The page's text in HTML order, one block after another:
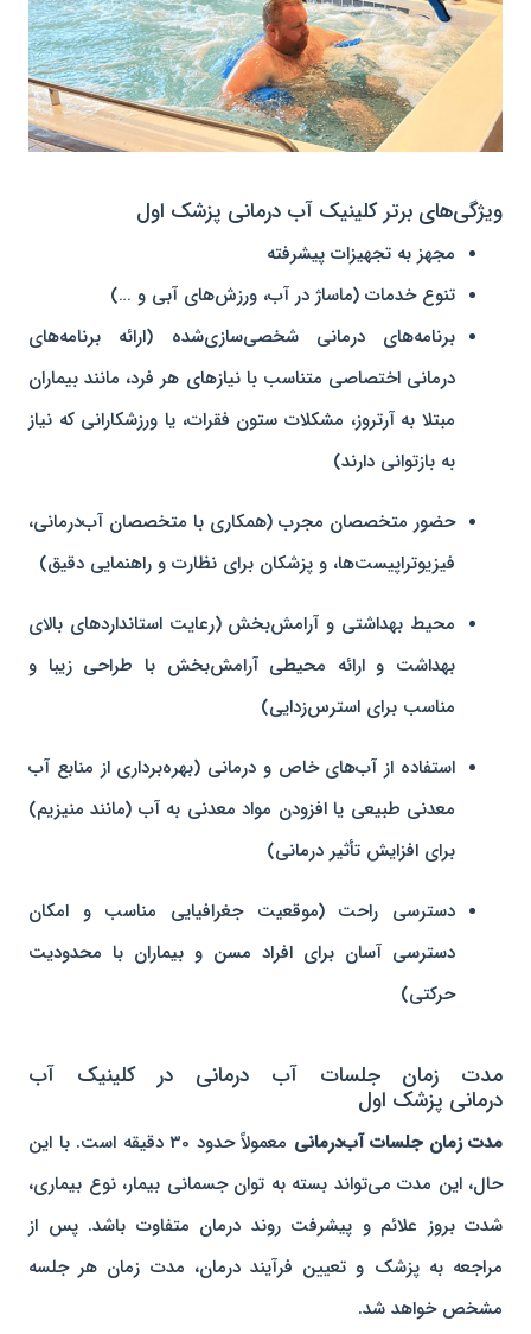
ویژگی‌های برتر کلینیک آب درمانی پزشک اول
مجهز به تجهیزات پیشرفته
تنوع خدمات (ماساژ در آب، ورزش‌های آبی و …)
برنامه‌های درمانی شخصی‌سازی‌شده (ارائه برنامه‌های
درمانی اختصاصی متناسب با نیازهای هر فرد، مانند بیماران
مبتلا به آرتروز، مشکلات ستون فقرات، یا ورزشکارانی که نیاز
به بازتوانی دارند)
حضور متخصصان مجرب (همکاری با متخصصان آب‌درمانی،
فیزیوتراپیست‌ها، و پزشکان برای نظارت و راهنمایی دقیق)
محیط بهداشتی و آرامش‌بخش (رعایت استانداردهای بالای
بهداشت و ارائه محیطی آرامش‌بخش با طراحی زیبا و
مناسب برای استرس‌زدایی)
استفاده از آب‌های خاص و درمانی (بهره‌برداری از منابع آب
معدنی طبیعی یا افزودن مواد معدنی به آب (مانند منیزیم)
برای افزایش تأثیر درمانی)
دسترسی راحت (موقعیت جغرافیایی مناسب و امکان
دسترسی آسان برای افراد مسن و بیماران با محدودیت
حرکتی)
مدت زمان جلسات آب درمانی در کلینیک آب
درمانی پزشک اول
مدت زمان جلسات آب‌درمانی
معمولاً حدود 30 دقیقه است. با این
حال، این مدت می‌تواند بسته به توان جسمانی بیمار، نوع بیماری،
شدت بروز علائم و پیشرفت روند درمان متفاوت باشد. پس از
مراجعه به پزشک و تعیین فرآیند درمان، مدت زمان هر جلسه
مشخص خواهد شد.